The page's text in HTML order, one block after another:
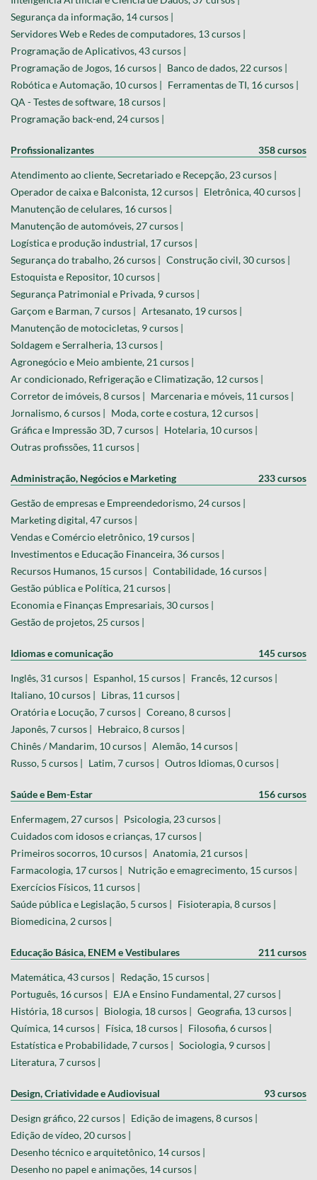
Segurança da informação, 14 cursos |
Servidores Web e Redes de computadores, 13 cursos |
Programação de Aplicativos, 43 cursos |
Programação de Jogos, 16 cursos | Banco de dados, 22 cursos |
Robótica e Automação, 10 cursos | Ferramentas de TI, 16 cursos |
QA - Testes de software, 18 cursos |
Programação back-end, 24 cursos |
Profissionalizantes 358 cursos
Atendimento ao cliente, Secretariado e Recepção, 23 cursos |
Operador de caixa e Balconista, 12 cursos | Eletrônica, 40 cursos |
Manutenção de celulares, 16 cursos |
Manutenção de automóveis, 27 cursos |
Logística e produção industrial, 17 cursos |
Segurança do trabalho, 26 cursos | Construção civil, 30 cursos |
Estoquista e Repositor, 10 cursos |
Segurança Patrimonial e Privada, 9 cursos |
Garçom e Barman, 7 cursos | Artesanato, 19 cursos |
Manutenção de motocicletas, 9 cursos |
Soldagem e Serralheria, 13 cursos |
Agronegócio e Meio ambiente, 21 cursos |
Ar condicionado, Refrigeração e Climatização, 12 cursos |
Corretor de imóveis, 8 cursos | Marcenaria e móveis, 11 cursos |
Jornalismo, 6 cursos | Moda, corte e costura, 12 cursos |
Gráfica e Impressão 3D, 7 cursos | Hotelaria, 10 cursos |
Outras profissões, 11 cursos |
Administração, Negócios e Marketing 233 cursos
Gestão de empresas e Empreendedorismo, 24 cursos |
Marketing digital, 47 cursos |
Vendas e Comércio eletrônico, 19 cursos |
Investimentos e Educação Financeira, 36 cursos |
Recursos Humanos, 15 cursos | Contabilidade, 16 cursos |
Gestão pública e Política, 21 cursos |
Economia e Finanças Empresariais, 30 cursos |
Gestão de projetos, 25 cursos |
Idiomas e comunicação 145 cursos
Inglês, 31 cursos | Espanhol, 15 cursos | Francês, 12 cursos |
Italiano, 10 cursos | Libras, 11 cursos |
Oratória e Locução, 7 cursos | Coreano, 8 cursos |
Japonês, 7 cursos | Hebraico, 8 cursos |
Chinês / Mandarim, 10 cursos | Alemão, 14 cursos |
Russo, 5 cursos | Latim, 7 cursos | Outros Idiomas, 0 cursos |
Saúde e Bem-Estar 156 cursos
Enfermagem, 27 cursos | Psicologia, 23 cursos |
Cuidados com idosos e crianças, 17 cursos |
Primeiros socorros, 10 cursos | Anatomia, 21 cursos |
Farmacologia, 17 cursos | Nutrição e emagrecimento, 15 cursos |
Exercícios Físicos, 11 cursos |
Saúde pública e Legislação, 5 cursos | Fisioterapia, 8 cursos |
Biomedicina, 2 cursos |
Educação Básica, ENEM e Vestibulares 211 cursos
Matemática, 43 cursos | Redação, 15 cursos |
Português, 16 cursos | EJA e Ensino Fundamental, 27 cursos |
História, 18 cursos | Biologia, 18 cursos | Geografia, 13 cursos |
Química, 14 cursos | Física, 18 cursos | Filosofia, 6 cursos |
Estatística e Probabilidade, 7 cursos | Sociologia, 9 cursos |
Literatura, 7 cursos |
Design, Criatividade e Audiovisual 93 cursos
Design gráfico, 22 cursos | Edição de imagens, 8 cursos |
Edição de vídeo, 20 cursos |
Desenho técnico e arquitetônico, 14 cursos |
Desenho no papel e animações, 14 cursos |